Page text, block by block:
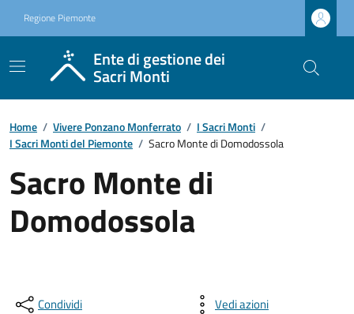
Regione Piemonte
Ente di gestione dei
Sacri Monti
Home / Vivere Ponzano Monferrato / I Sacri Monti /
I Sacri Monti del Piemonte / Sacro Monte di Domodossola
Sacro Monte di
Domodossola
Condividi Vedi azioni